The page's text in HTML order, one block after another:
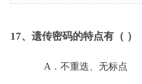
17、遗传密码的特点有（ ）
A． 不重迭、无标点